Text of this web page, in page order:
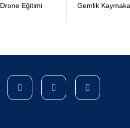
Drone Eğitimi Gemlik